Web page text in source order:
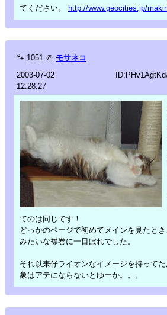
てください。 http://www.geocities.jp/
🐾 1051 ＠ モサネコ
2003-07-02
12:28:27
てのは同じです！
どっかのページで初めてメインを見たと
みたいな襟巻に一目ぼれでした。
それ以来仔ライオンなイメージを持って
象はアテにならないとゆーか。。。